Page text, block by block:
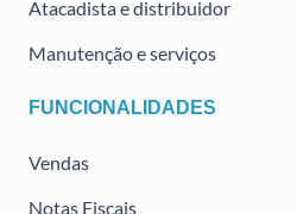
Atacadista e distribuidor
Manutenção e serviços
FUNCIONALIDADES
Vendas
Notas Fiscais